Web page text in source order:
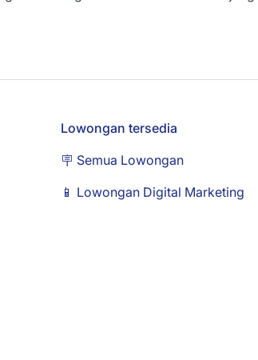
Lowongan tersedia
🪧 Semua Lowongan
📱 Lowongan Digital Marketing